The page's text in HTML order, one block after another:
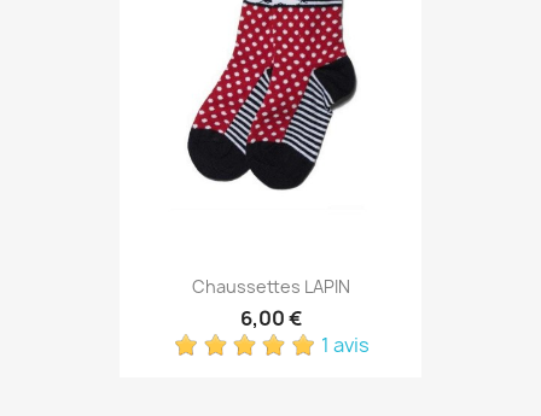
Chaussettes LAPIN
6,00 €
1 avis